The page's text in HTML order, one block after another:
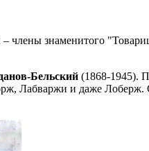
знаменитого
Бельский (1868-1945).
Лабваржи и даже